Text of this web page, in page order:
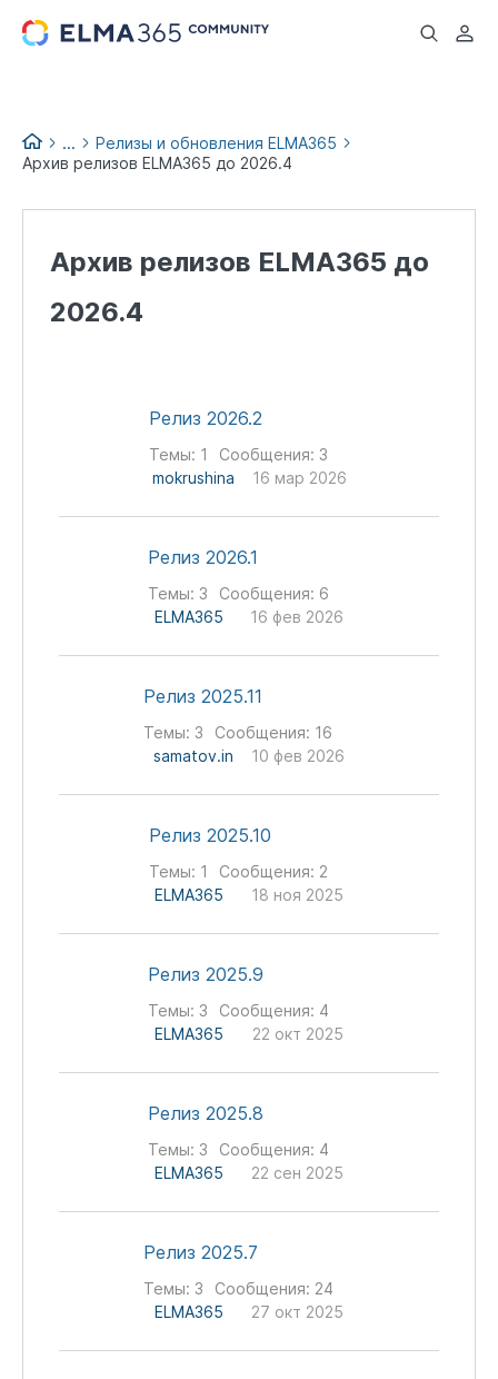
...
...
Релизы и обновления ELMA365
Архив релизов ELMA365 до 2026.4
Архив релизов ELMA365 до
2026.4
Релиз 2026.2
Темы: 1 Сообщения: 3
16 мар 2026
mokrushina
Релиз 2026.1
Темы: 3 Сообщения: 6
16 фев 2026
ELMA365
Релиз 2025.11
Темы: 3 Сообщения: 16
10 фев 2026
samatov.in
Релиз 2025.10
Темы: 1 Сообщения: 2
18 ноя 2025
ELMA365
Релиз 2025.9
Темы: 3 Сообщения: 4
22 окт 2025
ELMA365
Релиз 2025.8
Темы: 3 Сообщения: 4
22 сен 2025
ELMA365
Релиз 2025.7
Темы: 3 Сообщения: 24
27 окт 2025
ELMA365